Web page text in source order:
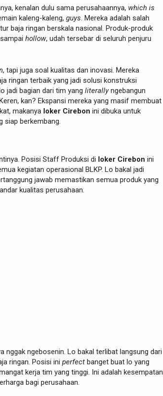
kenalan dulu sama perusahaannya, which is
kaleng-kaleng, guys. Mereka adalah salah
baja ringan berskala nasional. Produk-produk
hollow, udah tersebar di seluruh penjuru
, tapi juga soal kualitas dan inovasi. Mereka
ringan terbaik yang jadi solusi konstruksi
jadi bagian dari tim yang literallyngebangun
kan? Ekspansi mereka yang masif membuat
makanya loker Cirebon ini dibuka untuk
siap berkembang.
Posisi Staff Produksi di loker Cirebon ini
kegiatan operasional BLKP. Lo bakal jadi
jawab memastikan semua produk yang
kualitas perusahaan.
nggak ngebosenin. Lo bakal terlibat langsung dari
ringan. Posisi ini perfect banget buat lo yang
kerja tim yang tinggi. Ini adalah kesempatan
bagi perusahaan.